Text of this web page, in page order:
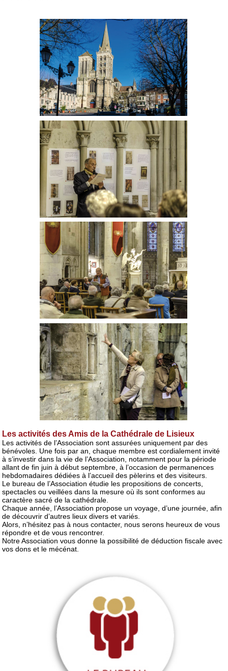
Les activités des Amis de la Cathédrale de Lisieux
Les activités de l’Association sont assurées uniquement par des
bénévoles. Une fois par an, chaque membre est cordialement invité
à s’investir dans la vie de l’Association, notamment pour la période
allant de fin juin à début septembre, à l’occasion de permanences
hebdomadaires dédiées à l’accueil des pèlerins et des visiteurs.
Le bureau de l’Association étudie les propositions de concerts,
spectacles ou veillées dans la mesure où ils sont conformes au
caractère sacré de la cathédrale.
Chaque année, l’Association propose un voyage, d’une journée, afin
de découvrir d’autres lieux divers et variés.
Alors, n’hésitez pas à nous contacter, nous serons heureux de vous
répondre et de vous rencontrer.
Notre Association vous donne la possibilité de déduction fiscale avec
vos dons et le mécénat.